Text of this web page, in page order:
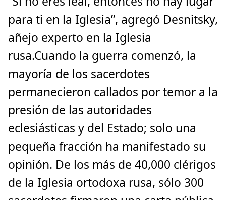
para ti en la Iglesia”, agregó Desnitsky,
añejo experto en la Iglesia
rusa.Cuando la guerra comenzó, la
mayoría de los sacerdotes
permanecieron callados por temor a la
presión de las autoridades
eclesiásticas y del Estado; solo una
pequeña fracción ha manifestado su
opinión. De los más de 40,000 clérigos
de la Iglesia ortodoxa rusa, sólo 300